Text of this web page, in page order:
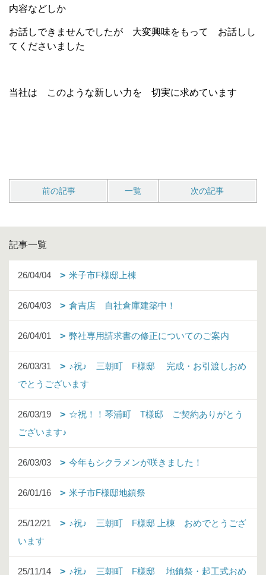
内容などしか
お話しできませんでしたが 大変興味をもって お話しし
てくださいました
当社は このような新しい力を 切実に求めています
前の記事 一覧 次の記事
記事一覧
26/04/04 米子市F様邸上棟
26/04/03 倉吉店 自社倉庫建築中！
26/04/01 弊社専用請求書の修正についてのご案内
26/03/31
♪祝♪ 三朝町 F様邸 完成・お引渡しおめ
でとうございます
26/03/19
☆祝！！琴浦町 T様邸 ご契約ありがとう
ございます♪
26/03/03 今年もシクラメンが咲きました！
26/01/16 米子市F様邸地鎮祭
25/12/21
♪祝♪ 三朝町 F様邸 上棟 おめでとうござ
います
25/11/14
♪祝♪ 三朝町 F様邸 地鎮祭・起工式おめ